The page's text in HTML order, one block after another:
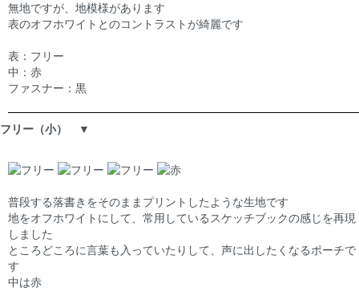
無地ですが、地模様があります
表のオフホワイトとのコントラストが綺麗です
表：フリー
中：赤
ファスナー：黒
フリー（小） ▼
普段する落書きをそのままプリントしたような生地です
地をオフホワイトにして、常用しているスケッチブックの感じを再現
しました
ところどころに言葉も入っていたりして、声に出したくなるポーチで
す
中は赤